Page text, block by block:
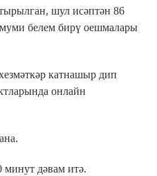
шул исәптән 86
белем бирү оешмалары
катнашыр дип
онлайн
минут дәвам итә.